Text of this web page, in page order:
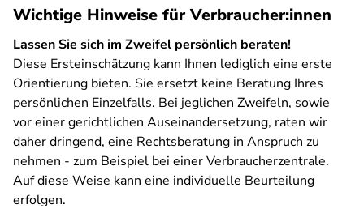
Wichtige Hinweise für Verbraucher:innen
Lassen Sie sich im Zweifel persönlich beraten!
Diese Ersteinschätzung kann Ihnen lediglich eine erste
Orientierung bieten. Sie ersetzt keine Beratung Ihres
persönlichen Einzelfalls. Bei jeglichen Zweifeln, sowie
vor einer gerichtlichen Auseinandersetzung, raten wir
daher dringend, eine Rechtsberatung in Anspruch zu
nehmen - zum Beispiel bei einer Verbraucherzentrale.
Auf diese Weise kann eine individuelle Beurteilung
erfolgen.